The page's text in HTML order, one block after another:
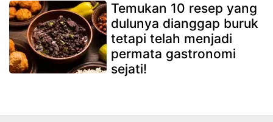
Temukan 10 resep yang
dulunya dianggap buruk
tetapi telah menjadi
permata gastronomi
sejati!